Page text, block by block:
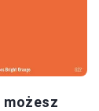
możesz